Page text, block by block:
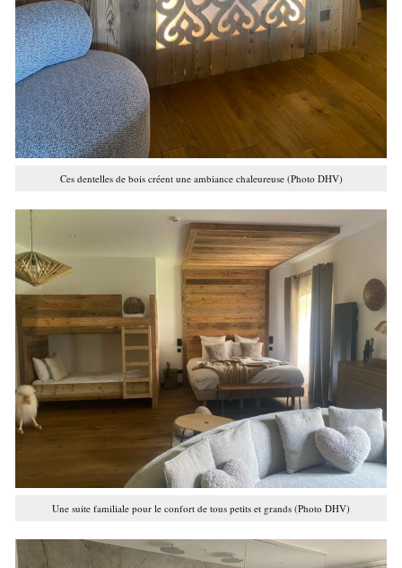
Ces dentelles de bois créent une ambiance chaleureuse (Photo DHV)
Une suite familiale pour le confort de tous petits et grands (Photo DHV)